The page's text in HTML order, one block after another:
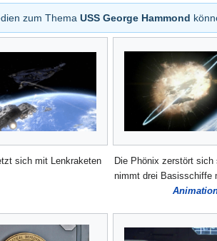
zum Thema USS George Hammond
sich mit Lenkraketen
Die Phönix zerstört sich
nimmt drei Basisschiffe